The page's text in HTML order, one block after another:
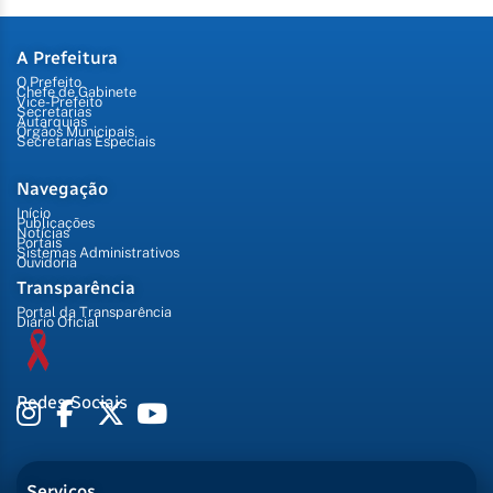
A Prefeitura
O Prefeito
Chefe de Gabinete
Vice-Prefeito
Secretarias
Autarquias
Órgãos Municipais
Secretarias Especiais
Navegação
Início
Publicações
Notícias
Portais
Sistemas Administrativos
Ouvidoria
Transparência
Portal da Transparência
Diário Oficial
Redes Sociais